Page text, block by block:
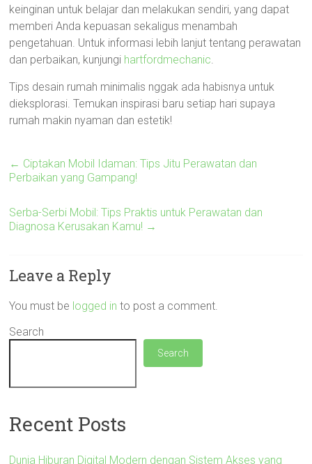
keinginan untuk belajar dan melakukan sendiri, yang dapat
memberi Anda kepuasan sekaligus menambah
pengetahuan. Untuk informasi lebih lanjut tentang perawatan
dan perbaikan, kunjungi hartfordmechanic.
Tips desain rumah minimalis nggak ada habisnya untuk
dieksplorasi. Temukan inspirasi baru setiap hari supaya
rumah makin nyaman dan estetik!
← Ciptakan Mobil Idaman: Tips Jitu Perawatan dan
Perbaikan yang Gampang!
Serba-Serbi Mobil: Tips Praktis untuk Perawatan dan
Diagnosa Kerusakan Kamu! →
Leave a Reply
You must be logged in to post a comment.
Search
Search
Recent Posts
Dunia Hiburan Digital Modern dengan Sistem Akses yang